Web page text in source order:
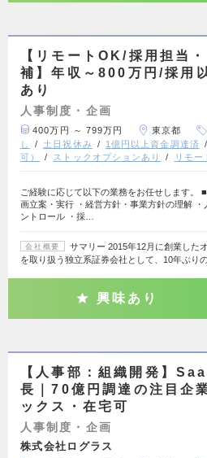
【リモートOK/採用担当
補】年収～800万円/採用
あり
人事制度・企画
400万円 ～ 799万円 東京都
し
土日祝休み 1億円以上資金調達済
可）
ストックオプションあり リモー
ご経験に応じて以下の業務をお任せします。
画立案・実行 ・経営方針・事業方針の理解 ・
ントロール ・採…
会社概要
サマリー 2015年12月に創業した
を取り扱う独立系証券会社として、10年ぶり
興味あり
【人事部：組織開発】
長｜70億円調達の注目企
ックス・在宅可
人事制度・企画
株式会社ログラス